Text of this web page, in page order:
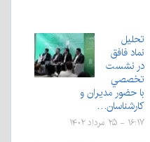
تحلیل
نماد فافق
در نشست
تخصصي
با حضور مديران و
كارشناسان…
۱۶:۱۷ - ۲۵ مرداد ۱۴۰۲